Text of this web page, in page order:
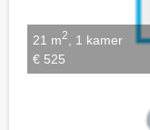
21 m2
, 1 kamer
€ 525